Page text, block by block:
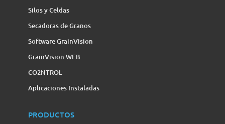
Silos y Celdas
Secadoras de Granos
Software GrainVision
GrainVision WEB
CO2NTROL
Aplicaciones Instaladas
PRODUCTOS